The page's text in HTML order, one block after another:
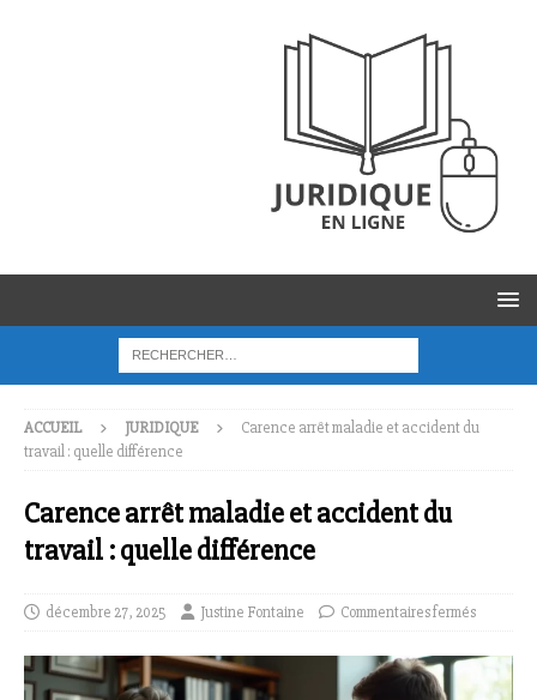
ACCUEIL JURIDIQUE
Carence arrêt maladie et accident du
travail : quelle différence
Carence arrêt maladie et accident du
travail : quelle différence
décembre 27, 2025 Justine Fontaine Commentaires fermés